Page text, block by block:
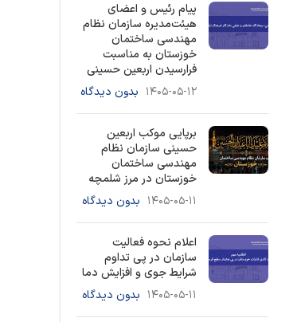
پیام رئیس و اعضای
هیئت‌مدیره سازمان نظام
مهندسی ساختمان
خوزستان به مناسبت
فرارسیدن اربعین حسینی
۱۴۰۵-۰۵-۱۲ بدون دیدگاه
برپایی موکب اربعین
حسینی سازمان نظام
مهندسی ساختمان
خوزستان در مرز شلمچه
۱۴۰۵-۰۵-۱۱ بدون دیدگاه
اعلام نحوه فعالیت
سازمان در پی تداوم
شرایط جوی و افزایش دما
۱۴۰۵-۰۵-۱۱ بدون دیدگاه